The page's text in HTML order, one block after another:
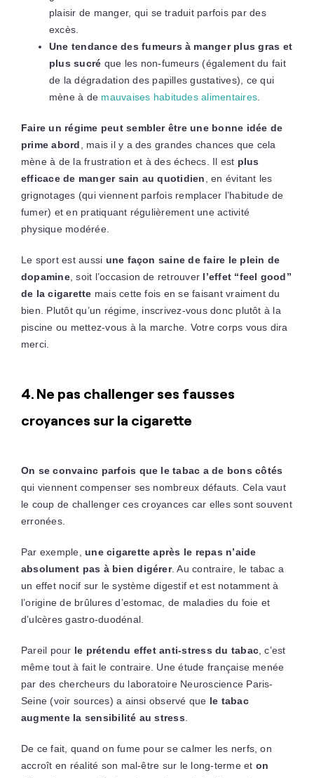
plaisir de manger, qui se traduit parfois par des
excès.
Une tendance des fumeurs à manger plus gras et
plus sucré que les non-fumeurs (également du fait
de la dégradation des papilles gustatives), ce qui
mène à de mauvaises habitudes alimentaires
Faire un régime peut sembler être une bonne idée de
prime abord
mais il y a des grandes chances que cela
mène à de la frustration et à des échecs. Il est plus
efficace de manger sain au quotidien
, en évitant les
grignotages (qui viennent parfois remplacer l’habitude de
fumer) et en pratiquant régulièrement une activité
physique modérée.
Le sport est aussi une façon saine de faire le plein de
dopamine, soit l’occasion de retrouver l’effet “feel good”
de la cigarette mais cette fois en se faisant vraiment du
bien. Plutôt qu’un régime, inscrivez-vous donc plutôt à la
piscine ou mettez-vous à la marche. Votre corps vous dira
merci.
4. Ne pas challenger ses fausses
croyances sur la cigarette
On se convainc parfois que le tabac a de bons côtés
qui viennent compenser ses nombreux défauts. Cela vaut
le coup de challenger ces croyances car elles sont souvent
erronées.
Par exemple,une cigarette après le repas n’aide
absolument pas à bien digérer. Au contraire, le tabac a
un effet nocif sur le système digestif et est notamment à
l’origine de brûlures d’estomac, de maladies du foie et
d’ulcères gastro-duodénal.
Pareil pour le prétendu effet anti-stress du tabac , c’est
même tout à fait le contraire. Une étude française menée
par des chercheurs du laboratoire Neuroscience Paris-
Seine (voir sources) a ainsi observé que le tabac
augmente la sensibilité au stress
De ce fait, quand on fume pour se calmer les nerfs, on
accroît en réalité son mal-être sur le long-terme et on